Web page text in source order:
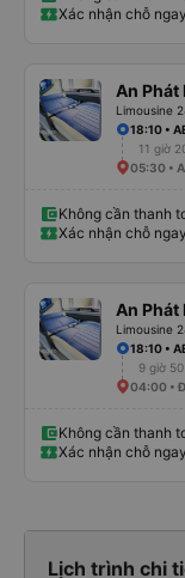
Xác nhận chỗ
An Phát
Limousine
18:10 •
11 giờ
05:30 •
Không cần thanh
Xác nhận chỗ
An Phát
Limousine
18:10 •
9 giờ
04:00 •
Không cần thanh
Xác nhận chỗ
Lịch trình chi